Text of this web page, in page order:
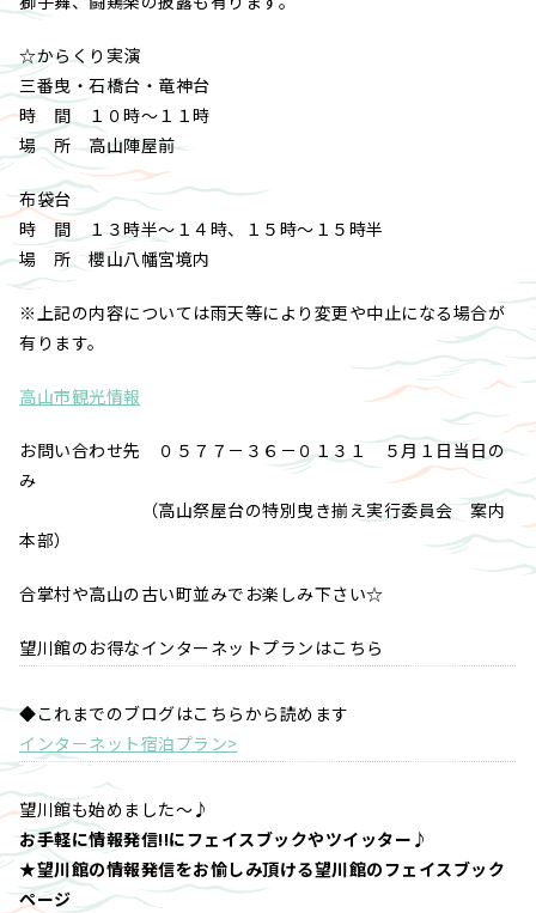
☆からくり実演
三番曳・石橋台・竜神台
時 間 １０時～１１時
場 所 高山陣屋前
布袋台
時 間 １３時半～１４時、１５時～１５時半
場 所 櫻山八幡宮境内
※上記の内容については雨天等により変更や中止になる場合が
有ります。
高山市観光情報
お問い合わせ先 ０５７７－３６－０１３１ ５月１日当日の
み
（高山祭屋台の特別曳き揃え実行委員会 案内
本部）
合掌村や高山の古い町並みでお楽しみ下さい☆
望川館のお得なインターネットプランはこちら
◆これまでのブログはこちらから読めます
インターネット宿泊プラン>
望川館も始めました～♪
お手軽に情報発信!!にフェイスブックやツイッター♪
★望川館の情報発信をお愉しみ頂ける望川館のフェイスブック
ページ